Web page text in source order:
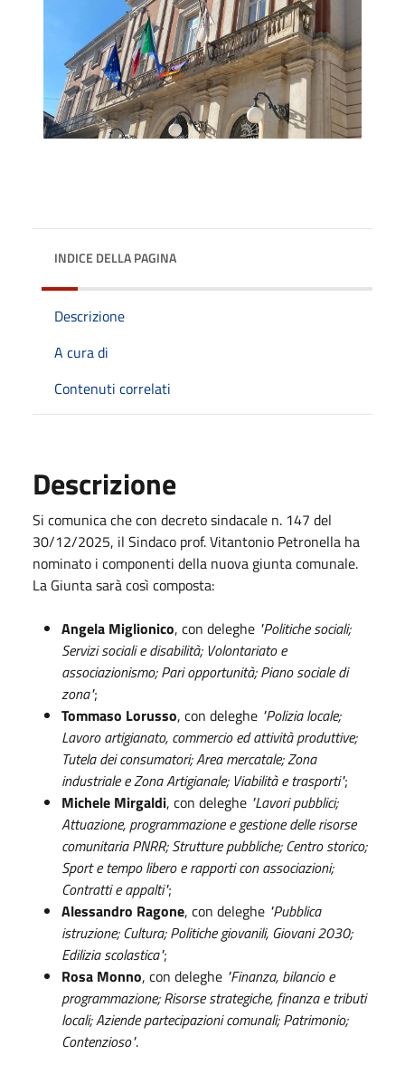
INDICE DELLA PAGINA
Descrizione
A cura di
Contenuti correlati
Descrizione
Si comunica che con decreto sindacale n. 147 del
30/12/2025, il Sindaco prof. Vitantonio Petronella ha
nominato i componenti della nuova giunta comunale.
La Giunta sarà così composta:
Angela Miglionico, con deleghe "Politiche sociali;
Servizi sociali e disabilità; Volontariato e
associazionismo; Pari opportunità; Piano sociale di
zona";
Tommaso Lorusso, con deleghe "Polizia locale;
Lavoro artigianato, commercio ed attività produttive;
Tutela dei consumatori; Area mercatale; Zona
industriale e Zona Artigianale; Viabilità e trasporti";
Michele Mirgaldi, con deleghe "Lavori pubblici;
Attuazione, programmazione e gestione delle risorse
comunitaria PNRR; Strutture pubbliche; Centro storico;
Sport e tempo libero e rapporti con associazioni;
Contratti e appalti";
Alessandro Ragone, con deleghe "Pubblica
istruzione; Cultura; Politiche giovanili, Giovani 2030;
Edilizia scolastica";
Rosa Monno, con deleghe "Finanza, bilancio e
programmazione; Risorse strategiche, finanza e tributi
locali; Aziende partecipazioni comunali; Patrimonio;
Contenzioso".